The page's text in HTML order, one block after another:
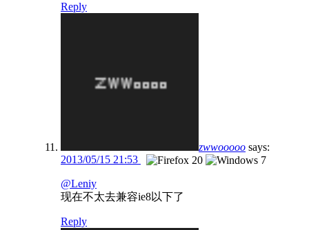
Reply
zwwooooo says:
2013/05/15 21:53
@Leniy
现在不太去兼容ie8以下了
Reply